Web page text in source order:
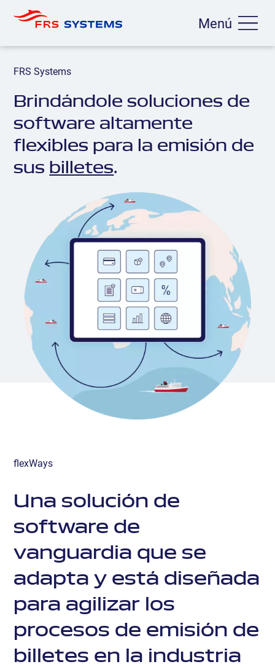
Menú
FRS Systems
Brindándole soluciones de
software altamente
flexibles para la emisión de
sus billetes.
flexWays
Una solución de
software de
vanguardia que se
adapta y está diseñada
para agilizar los
procesos de emisión de
billetes en la industria